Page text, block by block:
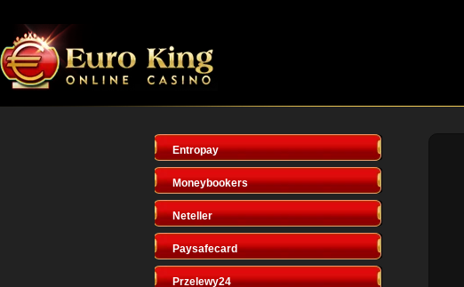
Entropay
Moneybookers
Neteller
Paysafecard
Przelewy24